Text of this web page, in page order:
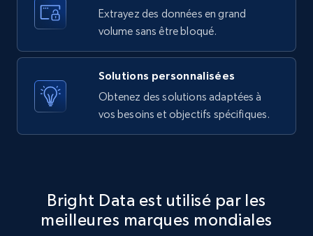
TikTok - Profiles
Account id, Nickname, Biography, Awg
engagement rate, Comment engagement rate,
Like engagement rate, Bio link, Predicted lang,
TikTok - Profiles - Discover by search URL
Extrayez des données en grand
volume sans être bloqué.
Solutions personnalisées
Obtenez des solutions adaptées à
vos besoins et objectifs spécifiques.
Bright Data est utilisé par les
meilleures marques mondiales